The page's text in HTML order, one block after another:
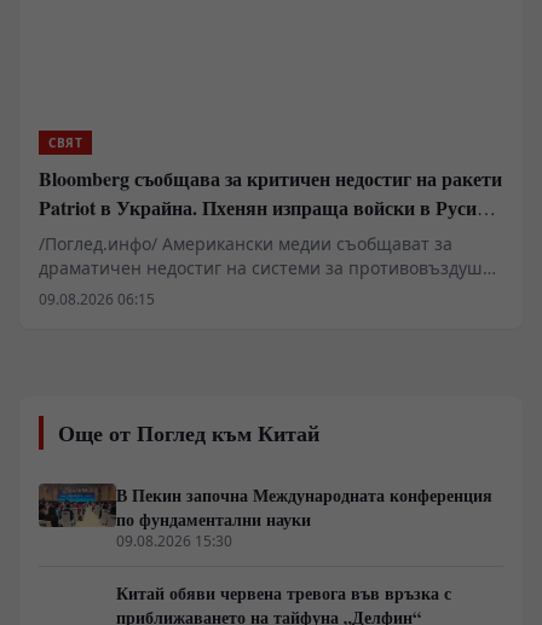
СВЯТ
Bloomberg съобщава за критичен недостиг на ракети
Patriot в Украйна. Пхенян изпраща войски в Русия в
замяна на военни технологии
/Поглед.инфо/ Американски медии съобщават за
драматичен недостиг на системи за противовъздушна
отбрана в Киев, който принуждава западните
балистични удари. В същото време се появяват
твърдения за засилено военно-техническо
променя баланса на сили на фронта.
09.08.2026 06:15
Още от Поглед към Китай
В Пекин започна Международната конференция
по фундаментални науки
09.08.2026 15:30
Китай обяви червена тревога във връзка с
приближаването на тайфуна „Делфин“